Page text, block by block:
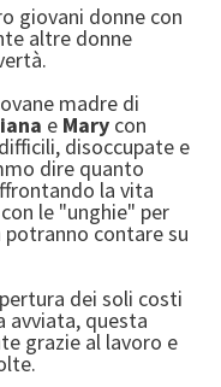
giovani donne con
altre donne
madre di
e Mary con
disoccupate e
dire quanto
la vita
le "unghie" per
contare su
dei soli costi
questa
grazie al lavoro e